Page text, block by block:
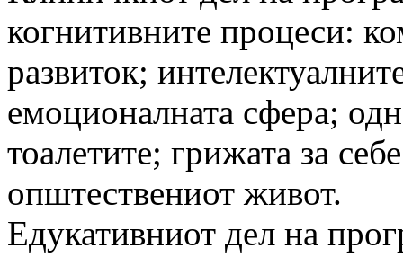
когнитивните процеси:
развиток;
емоционалната сфера;
тоалетите; грижата за
општествениот живот.
Едукативниот дел на